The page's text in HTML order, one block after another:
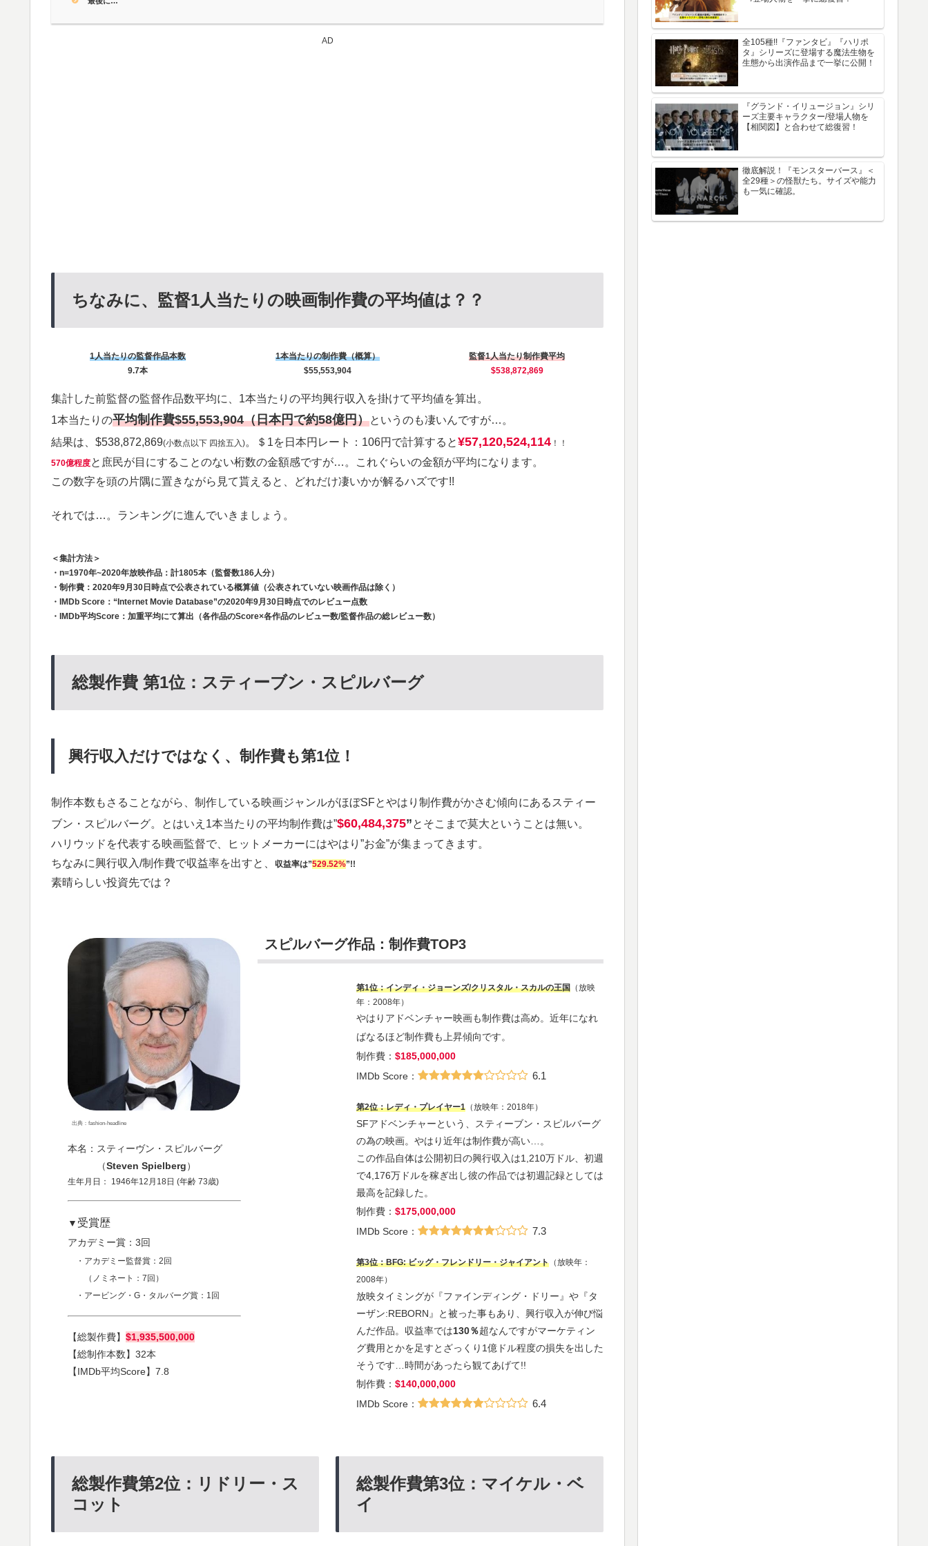
AD
ちなみに、監督1人当たりの映画制作費の平均値は？？
1人当たりの監督作品本数
9.7本
1本当たりの制作費（概算）
$55,553,904
監督1人当たり制作費平均
$538,872,869
集計した前監督の監督作品数平均に、1本当たりの平均興行収入を掛けて平均値を算出。
1本当たりの平均制作費$55,553,904（日本円で約58億円）というのも凄いんですが…。
結果は、$538,872,869(小数点以下 四捨五入)。＄1を日本円レート：106円で計算すると¥57,120,524,114 ！！
570億程度と庶民が目にすることのない桁数の金額感ですが…。これぐらいの金額が平均になります。
この数字を頭の片隅に置きながら見て貰えると、どれだけ凄いかが解るハズです!!
それでは…。ランキングに進んでいきましょう。
＜集計方法＞
・n=1970年~2020年放映作品：計1805本（監督数186人分）
・制作費：2020年9月30日時点で公表されている概算値（公表されていない映画作品は除く）
・IMDb Score：“Internet Movie Database”の2020年9月30日時点でのレビュー点数
・IMDb平均Score：加重平均にて算出（各作品のScore×各作品のレビュー数/監督作品の総レビュー数）
総製作費 第1位：スティーブン・スピルバーグ
興行収入だけではなく、制作費も第1位！
制作本数もさることながら、制作している映画ジャンルがほぼSFとやはり制作費がかさむ傾向にあるスティー
ブン・スピルバーグ。とはいえ1本当たりの平均制作費は”$60,484,375”とそこまで莫大ということは無い。
ハリウッドを代表する映画監督で、ヒットメーカーにはやはり”お金”が集まってきます。
ちなみに興行収入/制作費で収益率を出すと、
収益率は”529.52%”!!
素晴らしい投資先では？
出典：fashion-headline
本名：スティーヴン・スピルバーグ
（Steven Spielberg）
生年月日： 1946年12月18日 (年齢 73歳)
▼ 受賞歴
アカデミー賞：3回
・アカデミー監督賞：2回
（ノミネート：7回）
・アービング・G・タルバーグ賞：1回
【総製作費】 $1,935,500,000
【総制作本数】32本
【IMDb平均Score】7.8
スピルバーグ作品：制作費TOP3
第1位：インディ・ジョーンズ/クリスタル・スカルの王国（放映
年：2008年）
やはりアドベンチャー映画も制作費は高め。近年になれ
ばなるほど制作費も上昇傾向です。
制作費： $185,000,000
IMDb Score：
6.1
第2位：レディ・プレイヤー1（放映年：2018年）
SFアドベンチャーという、スティーブン・スピルバーグ
の為の映画。やはり近年は制作費が高い…。
この作品自体は公開初日の興行収入は1,210万ドル、初週
で4,176万ドルを稼ぎ出し彼の作品では初週記録としては
最高を記録した。
制作費： $175,000,000
IMDb Score：
7.3
第3位：BFG: ビッグ・フレンドリー・ジャイアント（放映年：
2008年）
放映タイミングが『ファインディング・ドリー』や『タ
ーザン:REBORN』と被った事もあり、興行収入が伸び悩
んだ作品。収益率では130％超なんですがマーケティン
グ費用とかを足すとざっくり1億ドル程度の損失を出した
そうです…時間があったら観てあげて!!
制作費： $140,000,000
IMDb Score：
6.4
総製作費第2位：リドリー・ス
コット
総製作費第3位：マイケル・ベ
イ
全105種!!『ファンタビ』『ハリポ
タ』シリーズに登場する魔法生物を
生態から出演作品まで一挙に公開！
『グランド・イリュージョン』シリ
ーズ主要キャラクター/登場人物を
【相関図】と合わせて総復習！
徹底解説！『モンスターバース』＜
全29種＞の怪獣たち。サイズや能力
も一気に確認。